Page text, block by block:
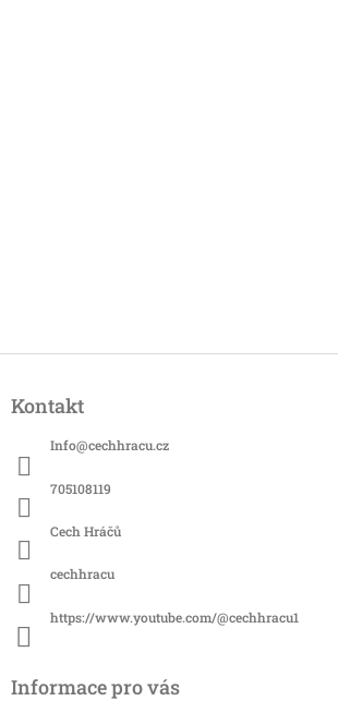
pKontakt
Info@cechhracu.cz
705108119
Cech Hráčů
cechhracu
https://www.youtube.com/@cechhracu1
Informace pro vás